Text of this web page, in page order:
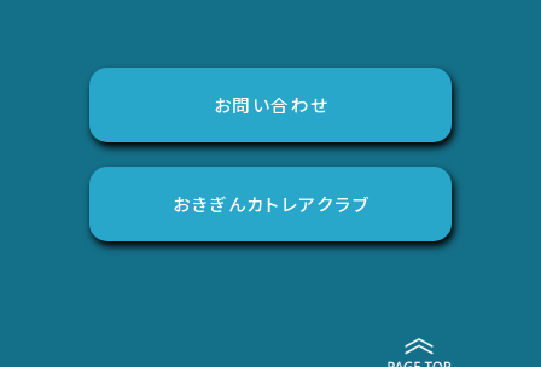
お問い合わせ
おきぎんカトレアクラブ